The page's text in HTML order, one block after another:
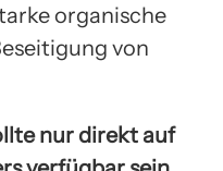
organische
von
nur direkt auf